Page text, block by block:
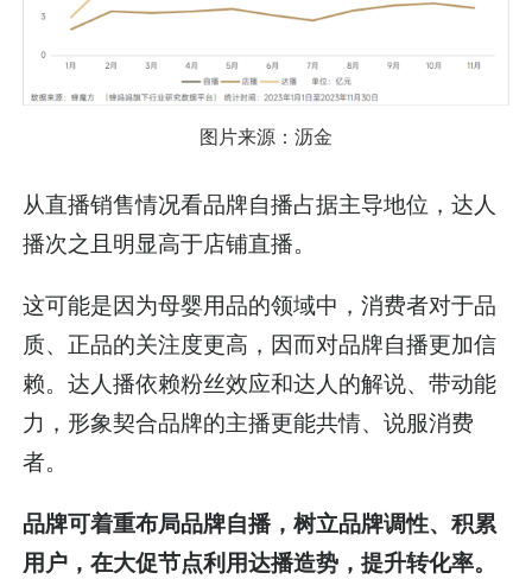
图片来源：沥金
从直播销售情况看品牌自播占据主导地位，达人
播次之且明显高于店铺直播。
这可能是因为母婴用品的领域中，消费者对于品
质、正品的关注度更高，因而对品牌自播更加信
赖。达人播依赖粉丝效应和达人的解说、带动能
力，形象契合品牌的主播更能共情、说服消费
者。
品牌可着重布局品牌自播，树立品牌调性、积累
用户，在大促节点利用达播造势，提升转化率。